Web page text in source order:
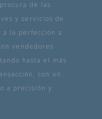
de las
y servicios de
a la perfección a
vendedores
hasta el más
con un
a precisión y